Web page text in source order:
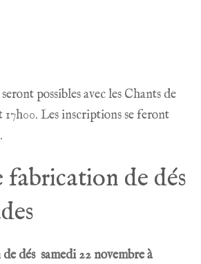
possibles avec les Chants de
17h00. Les inscriptions se feront
de dés
dés samedi 22 novembre à